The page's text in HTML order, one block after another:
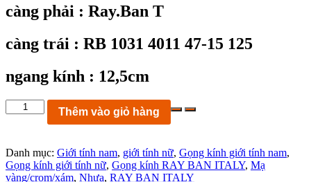
càng phải : Ray.Ban T
càng trái : RB 1031 4011 47-15 125
ngang kính : 12,5cm
KC8177:
gọng
T
RB
1031
Thêm vào giỏ hàng
Danh mục: Giới tính nam, giới tính nữ, Gọng kính giới tính nam,
Gọng kính giới tính nữ, Gọng kính RAY BAN ITALY, Mạ
vàng/crom/xám, Nhựa, RAY BAN ITALY